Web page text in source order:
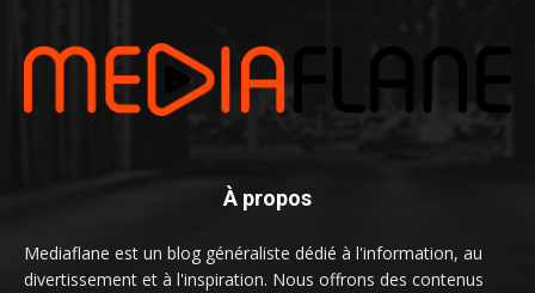
À propos
Mediaflane est un blog généraliste dédié à l'information, au
divertissement et à l'inspiration. Nous offrons des contenus